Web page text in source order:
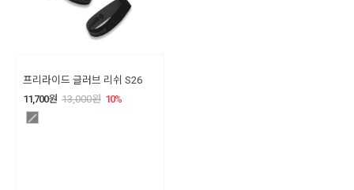
프리라이드 글러브 리쉬 S26
11,700원 13,000원 10%